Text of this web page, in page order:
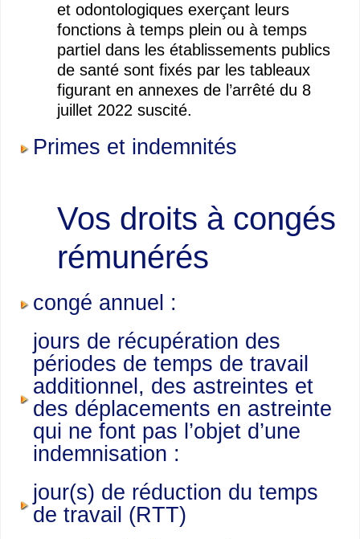
et odontologiques exerçant leurs
fonctions à temps plein ou à temps
partiel dans les établissements publics
de santé sont fixés par les tableaux
figurant en annexes de l’arrêté du 8
juillet 2022 suscité.
Primes et indemnités
Vos droits à congés
rémunérés
congé annuel :
jours de récupération des
périodes de temps de travail
additionnel, des astreintes et
des déplacements en astreinte
qui ne font pas l’objet d’une
indemnisation :
jour(s) de réduction du temps
de travail (RTT)